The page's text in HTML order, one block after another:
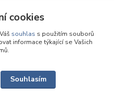
cookies
souhlas s použitím souborů
informace týkající se Vašich
Souhlasím